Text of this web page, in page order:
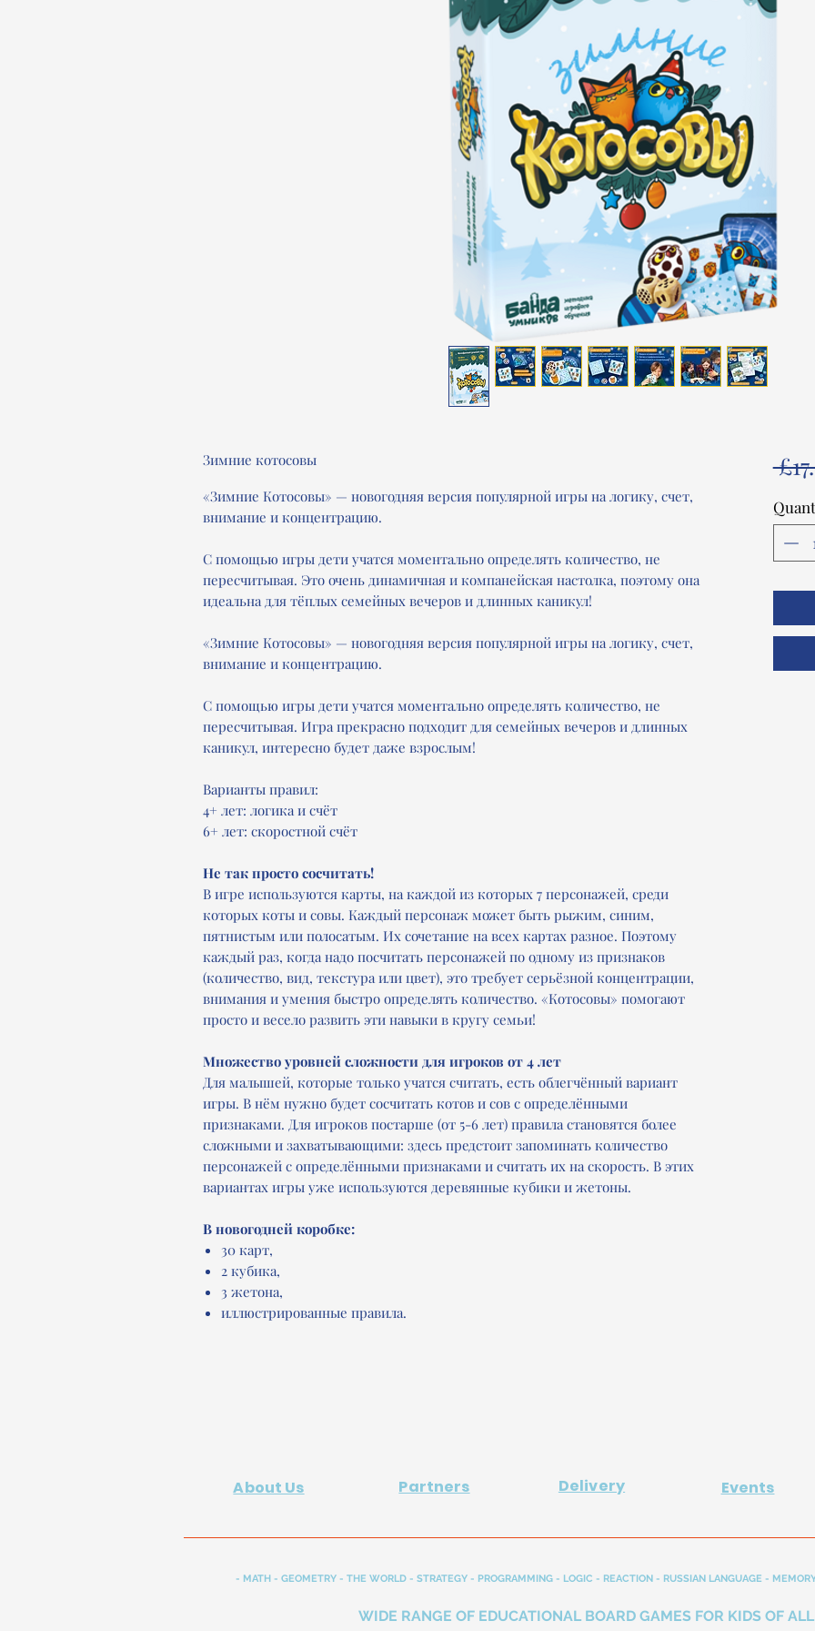
Зимние котосовы
«Зимние Котосовы» — новогодняя версия популярной игры на логику, счет,
внимание и концентрацию.
С помощью игры дети учатся моментально определять количество, не
пересчитывая. Это очень динамичная и компанейская настолка, поэтому она
идеальна для тёплых семейных вечеров и длинных каникул!
«Зимние Котосовы» — новогодняя версия популярной игры на логику, счет,
внимание и концентрацию.
С помощью игры дети учатся моментально определять количество, не
пересчитывая. Игра прекрасно подходит для семейных вечеров и длинных
каникул, интересно будет даже взрослым!
Варианты правил:
4+ лет: логика и счёт
6+ лет: скоростной счёт
Не так просто сосчитать!
В игре используются карты, на каждой из которых 7 персонажей, среди
которых коты и совы. Каждый персонаж может быть рыжим, синим,
пятнистым или полосатым. Их сочетание на всех картах разное. Поэтому
каждый раз, когда надо посчитать персонажей по одному из признаков
(количество, вид, текстура или цвет), это требует серьёзной концентрации,
внимания и умения быстро определять количество. «Котосовы» помогают
просто и весело развить эти навыки в кругу семьи!
Множество уровней сложности для игроков от 4 лет
Для малышей, которые только учатся считать, есть облегчённый вариант
игры. В нём нужно будет сосчитать котов и сов с определёнными
признаками. Для игроков постарше (от 5-6 лет) правила становятся более
сложными и захватывающими: здесь предстоит запоминать количество
персонажей с определёнными признаками и считать их на скорость. В этих
вариантах игры уже используются деревянные кубики и жетоны.
В новогодней коробке:
30 карт,
2 кубика,
3 жетона,
иллюстрированные правила.
About Us Partners Delivery Events
- MATH - GEOMETRY - THE WORLD - STRATEGY - PROGRAMMING - LOGIC - REACTION - RUSSIAN LANGUAGE -
WIDE RANGE OF EDUCATIONAL BOARD GAMES FOR KIDS OF